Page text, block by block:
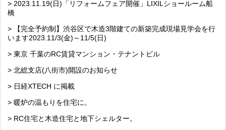
> 2023.11.19(日)「リフォームフェア開催」LIXILショールーム船
橋
> 【完全予約制】渋谷区で木造3階建ての新築完成現場見学会を行
います2023.11/3(金)～11/5(日)
> 東京 千葉のRC賃貸マンション・テナントビル
> 北総支店(八街市)開設のお知らせ
> 日経XTECH に掲載
> 暖炉の温もりを住宅に。
> RC住宅と木造住宅と地下シェルター。